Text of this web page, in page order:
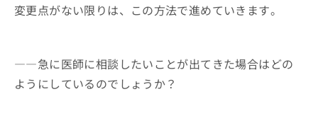
変更点がない限りは、この方法で進めていきます。
――急に医師に相談したいことが出てきた場合はどの
ようにしているのでしょうか？